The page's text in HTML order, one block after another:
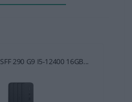
290 G9 I5-12400 16GB...